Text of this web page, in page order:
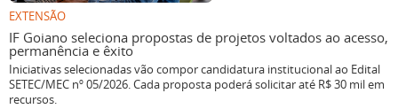
EXTENSÃO
IF Goiano seleciona propostas de projetos voltados ao acesso,
permanência e êxito
Iniciativas selecionadas vão compor candidatura institucional ao Edital
SETEC/MEC nº 05/2026. Cada proposta poderá solicitar até R$ 30 mil em
recursos.